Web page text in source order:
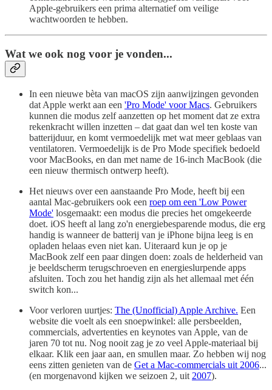
Apple-gebruikers een prima alternatief om veilige
wachtwoorden te hebben.
Wat we ook nog voor je vonden...
In een nieuwe bèta van macOS zijn aanwijzingen gevonden
dat Apple werkt aan een 'Pro Mode' voor Macs. Gebruikers
kunnen die modus zelf aanzetten op het moment dat ze extra
rekenkracht willen inzetten – dat gaat dan wel ten koste van
batterijduur, en komt vermoedelijk met wat meer geblaas van
ventilatoren. Vermoedelijk is de Pro Mode specifiek bedoeld
voor MacBooks, en dan met name de 16-inch MacBook (die
een nieuw thermisch ontwerp heeft).
Het nieuws over een aanstaande Pro Mode, heeft bij een
aantal Mac-gebruikers ook een roep om een 'Low Power
Mode' losgemaakt: een modus die precies het omgekeerde
doet. iOS heeft al lang zo'n energiebesparende modus, die erg
handig is wanneer de batterij van je iPhone bijna leeg is en
opladen helaas even niet kan. Uiteraard kun je op je
MacBook zelf een paar dingen doen: zoals de helderheid van
je beeldscherm terugschroeven en energieslurpende apps
afsluiten. Toch zou het handig zijn als het allemaal met één
switch kon...
Voor verloren uurtjes: The (Unofficial) Apple Archive. Een
website die voelt als een snoepwinkel: alle persbeelden,
commercials, advertenties en keynotes van Apple, van de
jaren 70 tot nu. Nog nooit zag je zo veel Apple-materiaal bij
elkaar. Klik een jaar aan, en smullen maar. Zo hebben wij nog
eens zitten genieten van de Get a Mac-commercials uit 2006...
(en morgenavond kijken we seizoen 2, uit 2007).